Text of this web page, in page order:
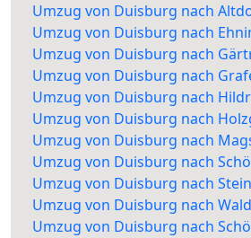
Umzug von Duisburg nach
Umzug von Duisburg nach
Umzug von Duisburg nach
Umzug von Duisburg nach
Umzug von Duisburg nach
Umzug von Duisburg nach
Umzug von Duisburg nach
Umzug von Duisburg nach
Umzug von Duisburg nach
Umzug von Duisburg nach
Umzug von Duisburg nach